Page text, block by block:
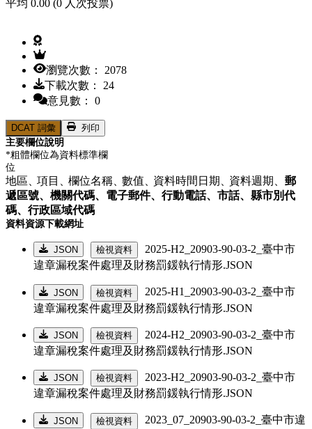
平均 0.00 (0 人次投票)
瀏覽次數： 2078
下載次數： 24
意見數： 0
DCAT 詞彙
列印
主要欄位說明
*粗體欄位為資料標準欄
位
地區、項目、欄位名稱、數值、資料時間日期、資料週期、 郵
遞區號、 機關代碼、 電子郵件、 行動電話、 市話、 縣市別代
碼、 行政區域代碼
資料資源下載網址
JSON 檢視資料
2025-H2_20903-90-03-2_臺中市
違章漏稅案件處理及財務罰鍰執行情形.JSON
JSON 檢視資料
2025-H1_20903-90-03-2_臺中市
違章漏稅案件處理及財務罰鍰執行情形.JSON
JSON 檢視資料
2024-H2_20903-90-03-2_臺中市
違章漏稅案件處理及財務罰鍰執行情形.JSON
JSON 檢視資料
2023-H2_20903-90-03-2_臺中市
違章漏稅案件處理及財務罰鍰執行情形.JSON
JSON 檢視資料
2023_07_20903-90-03-2_臺中市違